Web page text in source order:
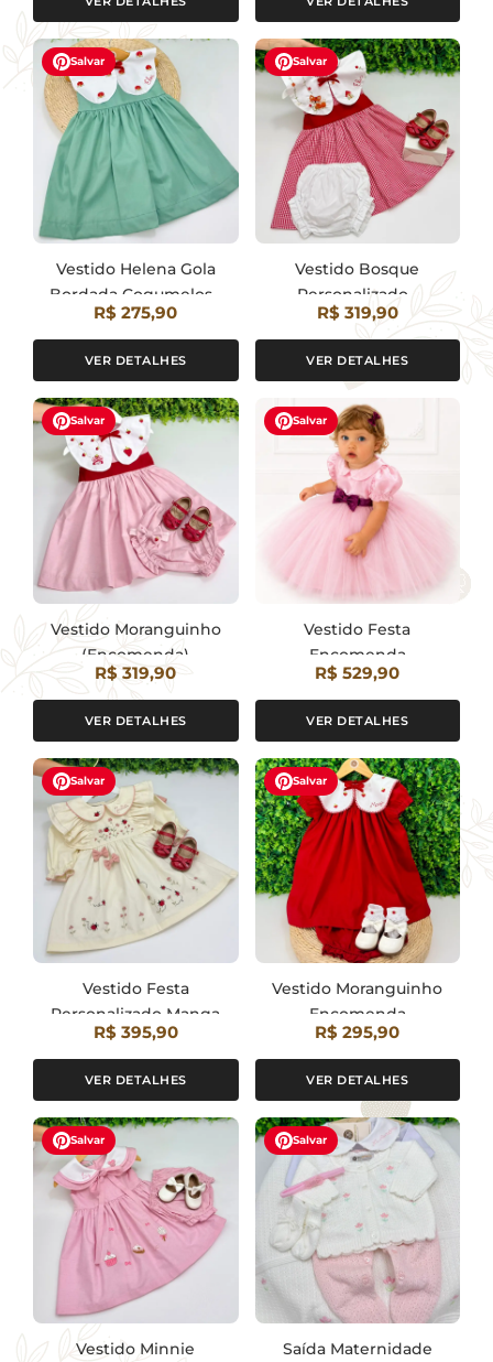
Salvar
Vestido Helena Gola
Bordada Cogumelos -
Encomenda
R$ 275,90
VER DETALHES
Salvar
Vestido Bosque
Personalizado -
Encomenda
R$ 319,90
VER DETALHES
Salvar
Vestido Moranguinho
(Encomenda)
R$ 319,90
VER DETALHES
Salvar
Vestido Festa
Encomenda
R$ 529,90
VER DETALHES
Salvar
Vestido Festa
Personalizado Manga
Longa (Encomenda)
R$ 395,90
VER DETALHES
Salvar
Vestido Moranguinho
Encomenda
R$ 295,90
VER DETALHES
Salvar
Vestido Minnie
Salvar
Saída Maternidade